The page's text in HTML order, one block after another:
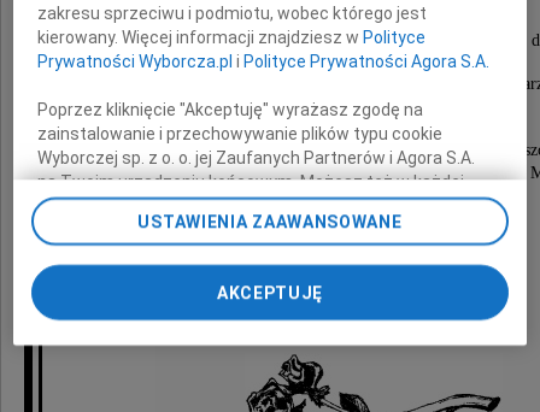
wieloletnia korektorka "Faktów i Myśli" oraz bydgoskich
Pogrzeb odbył się 7 września 2011 roku w Krakowie na
30 października 2011 roku o godzinie 13.00
w parafii Matki Boskiej Ostrobramskiej w
będzie odprawiona msza święta w intencji naszej śp.
córka i syn
zakresu sprzeciwu i podmiotu, wobec którego jest
kierowany. Więcej informacji znajdziesz w Polityce
Prywatności Wyborcza.pl i Polityce Prywatności Agora S.A.
Poprzez kliknięcie "Akceptuję" wyrażasz zgodę na
zainstalowanie i przechowywanie plików typu cookie
Wyborczej sp. z o. o. jej Zaufanych Partnerów i Agora S.A.
na Twoim urządzeniu końcowym. Możesz też w każdej
chwili zmienić swoje preferencje dot. plików cookie,
ponownie wywołując narzędzie do zarządzania Twoimi
odnośnik „Ustawienia prywatności” w stopce serwisu i
przechodząc do sekcji „Ustawienia zaawansowane”.
Zmiana ustawień plików cookie możliwa jest także za
pomocą ustawień przeglądarki.
My, nasi Zaufani Partnerzy i Agora S.A. możemy
USTAWIENIA ZAAWANSOWANE
AKCEPTUJĘ